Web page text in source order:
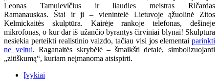
Leonas Tamulevičius ir liaudies meistras Ričardas
Ramanauskas. Štai ir ji – vienintelė Lietuvoje ąžuolinė Zitos
Kelmickaitės skulptūra. Kairėje rankoje telefonas, dešinėje
mikrofonas, o kur dar iš užančio byrantys čirviniai blynai! Skulptūra
nesiekia perteikti realistinio vaizdo, tačiau visi jos elementai parinkti
ne veltui. Raganaitės skrybėlė – šmaikšti detalė, simbolizuojanti
„zitiškumą“, kuriam neįmanoma atsispirti.
Įvykiai